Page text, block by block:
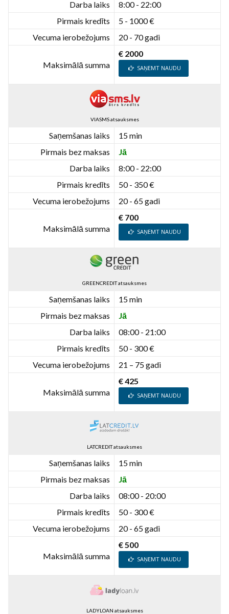
Darba laiks
8:00 - 22:00
Pirmais kredīts
5 - 1000 €
Vecuma ierobežojums
20 - 70 gadi
Maksimālā summa
€ 2000
SAŅEMT NAUDU
VIASMS atsauksmes
Saņemšanas laiks
15 min
Pirmais bez maksas
Jā
Darba laiks
8:00 - 22:00
Pirmais kredīts
50 - 350 €
Vecuma ierobežojums
20 - 65 gadi
Maksimālā summa
€ 700
SAŅEMT NAUDU
GREENCREDIT atsauksmes
Saņemšanas laiks
15 min
Pirmais bez maksas
Jā
Darba laiks
08:00 - 21:00
Pirmais kredīts
50 - 300 €
Vecuma ierobežojums
21 – 75 gadi
Maksimālā summa
€ 425
SAŅEMT NAUDU
LATCREDIT atsauksmes
Saņemšanas laiks
15 min
Pirmais bez maksas
Jā
Darba laiks
08:00 - 20:00
Pirmais kredīts
50 - 300 €
Vecuma ierobežojums
20 - 65 gadi
Maksimālā summa
€ 500
SAŅEMT NAUDU
LADYLOAN atsauksmes